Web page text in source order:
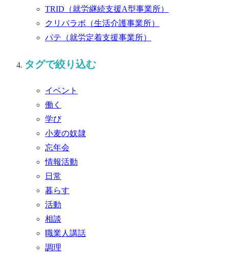
TRID （就労継続支援A型事業所）
クリパラボ （生活介護事業所）
パテ （就労定着支援事業所）
タグで絞り込む
イベント
働く
学び
小麦の奴隷
忘年会
情報活動
日常
暮らす
活動
相談
職業人講話
調理